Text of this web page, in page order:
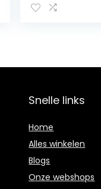
Tennis Ballen
Snelle links
Home
Alles winkelen
Blogs
Onze webshops